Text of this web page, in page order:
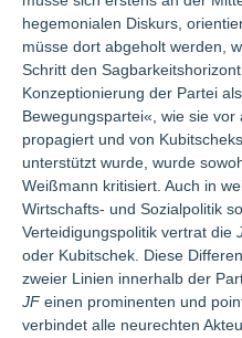
hegemonialen Diskurs,
müsse dort abgeholt werden,
Schritt den
Konzeptionierung der Partei
Bewegungspartei«, wie sie
propagiert und von
unterstützt wurde, wurde
Weißmann kritisiert. Auch in
Wirtschafts- und Sozialpolitik
Verteidigungspolitik vertrat die
oder Kubitschek. Diese
zweier Linien innerhalb der
JF einen prominenten und
verbindet alle neurechten